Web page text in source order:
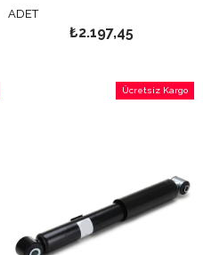
ADET
₺2.197,45
Ücretsiz Kargo